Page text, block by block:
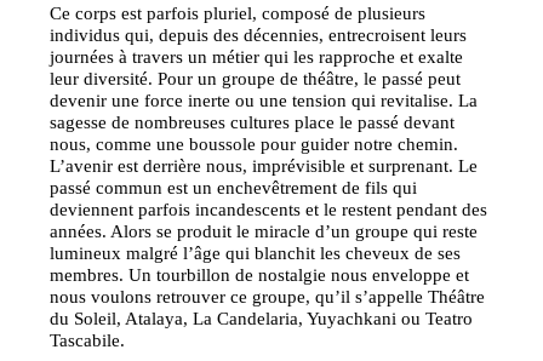
Ce corps est parfois pluriel, composé de plusieurs
individus qui, depuis des décennies, entrecroisent leurs
journées à travers un métier qui les rapproche et exalte
leur diversité. Pour un groupe de théâtre, le passé peut
devenir une force inerte ou une tension qui revitalise. La
sagesse de nombreuses cultures place le passé devant
nous, comme une boussole pour guider notre chemin.
L’avenir est derrière nous, imprévisible et surprenant. Le
passé commun est un enchevêtrement de fils qui
deviennent parfois incandescents et le restent pendant des
années. Alors se produit le miracle d’un groupe qui reste
lumineux malgré l’âge qui blanchit les cheveux de ses
membres. Un tourbillon de nostalgie nous enveloppe et
nous voulons retrouver ce groupe, qu’il s’appelle Théâtre
du Soleil, Atalaya, La Candelaria, Yuyachkani ou Teatro
Tascabile.